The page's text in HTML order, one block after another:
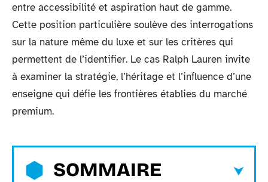
entre accessibilité et aspiration haut de gamme.
Cette position particulière soulève des interrogations
sur la nature même du luxe et sur les critères qui
permettent de l’identifier. Le cas Ralph Lauren invite
à examiner la stratégie, l’héritage et l’influence d’une
enseigne qui défie les frontières établies du marché
premium.
SOMMAIRE